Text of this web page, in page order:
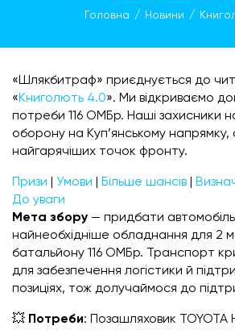
Головна Новини
«Шлякбитраф» приєднується до
«Книголють 4.0». Ми відкриваємо
потреби 116 ОМБр. Наші захисники
оборону на Куп’янському напрямку,
найгарячіших точок фронту.
Призи Умови Більше шансів
До уваги
Мета збору — придбати
найнеобхідніше обладнання для 2
батальйону 116 ОМБр. Транспорт
для забезпечення логістики й
позиціях, тож долучаймося до
💥 Потреби: Позашляховик TOYOTA